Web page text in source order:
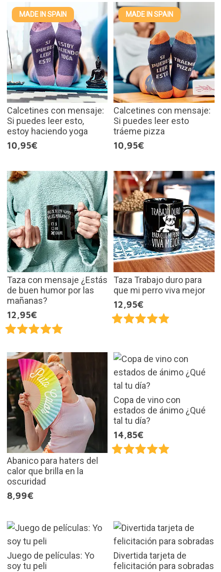
MADE IN SPAIN
Calcetines con mensaje:
Si puedes leer esto,
estoy haciendo yoga
10,95€
MADE IN SPAIN
Calcetines con mensaje:
Si puedes leer esto
tráeme pizza
10,95€
Taza con mensaje ¿Estás
de buen humor por las
mañanas?
12,95€
Taza Trabajo duro para
que mi perro viva mejor
12,95€
Abanico para haters del
calor que brilla en la
oscuridad
8,99€
Copa de vino con
estados de ánimo ¿Qué
tal tu día?
14,85€
Juego de películas: Yo
soy tu peli
Divertida tarjeta de
felicitación para sobradas